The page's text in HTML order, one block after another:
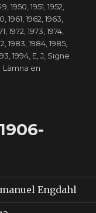
,1950,1951,1952,
,1961,1962,1963,
,1972,1973,1974,
,1983,1984,1985,
,1994, E,J, Signe
Lämna en
Engdahl